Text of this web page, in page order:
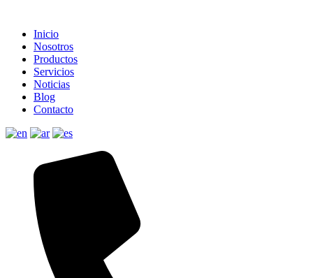
Inicio
Nosotros
Productos
Servicios
Noticias
Blog
Contacto